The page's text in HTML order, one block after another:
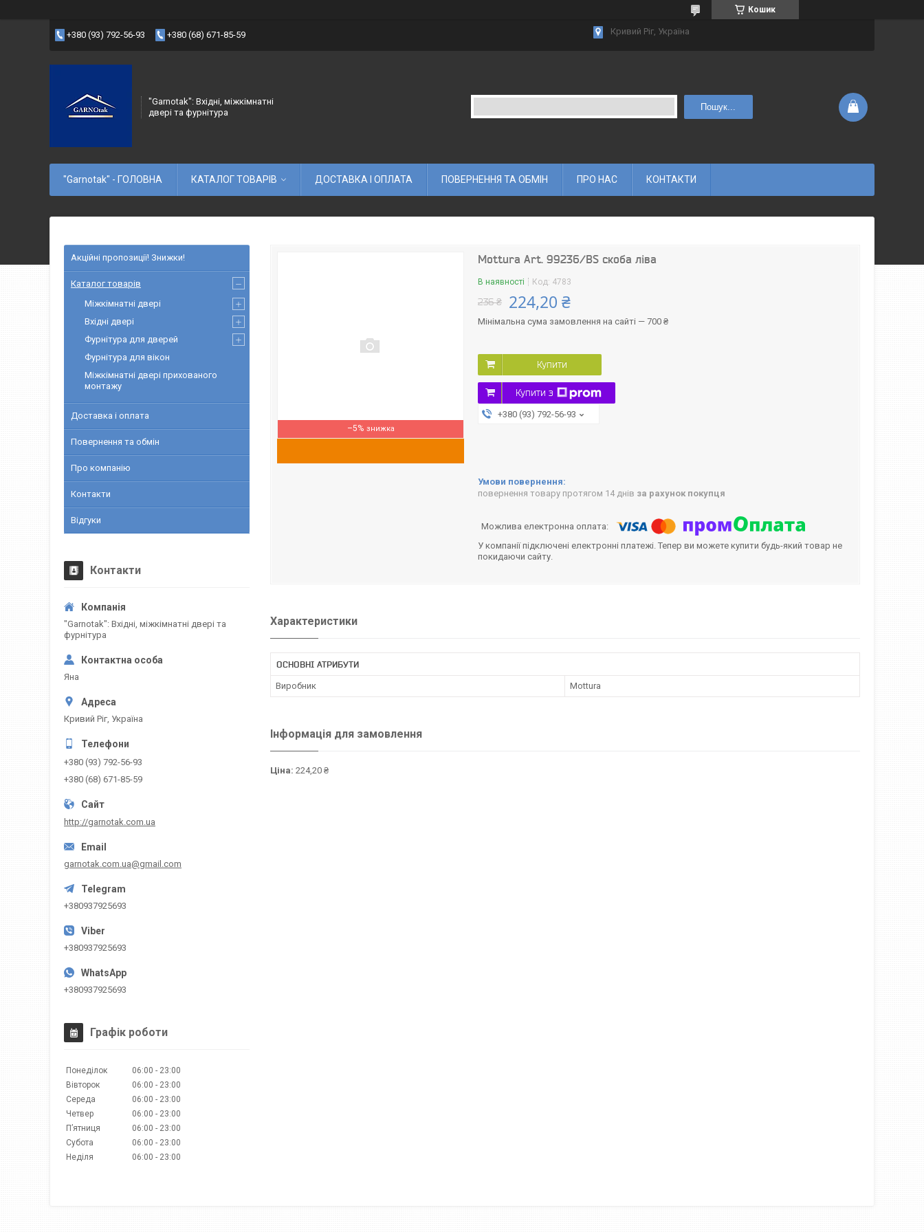
Кошик
+380 (93) 792-56-93 +380 (68) 671-85-59 Кривий Ріг, Україна
"Garnotak": Вхідні, міжкімнатні
двері та фурнітура
Пошук...
"Garnotak" - ГОЛОВНА КАТАЛОГ ТОВАРІВ ДОСТАВКА І ОПЛАТА ПОВЕРНЕННЯ ТА ОБМІН ПРО НАС КОНТАКТИ
–5%
Mottura Art. 99236/ВS скоба ліва
В наявності Код: 4783
236 ₴ 224,20 ₴
Мінімальна сума замовлення на сайті — 700 ₴
Купити
Купити з
+380 (93) 792-56-93
повернення товару протягом 14 днів за рахунок покупця
У компанії підключені електронні платежі. Тепер ви можете купити будь-який товар не
покидаючи сайту.
Характеристики
ОСНОВНІ АТРИБУТИ
Виробник Mottura
Інформація для замовлення
Ціна: 224,20 ₴
Акційні пропозиції! Знижки!
Каталог товарів
Міжкімнатні двері
Вхідні двері
Фурнітура для дверей
Фурнітура для вікон
Міжкімнатні двері прихованого
монтажу
Доставка і оплата
Повернення та обмін
Про компанію
Контакти
Відгуки
Контакти
"Garnotak": Вхідні, міжкімнатні двері та
фурнітура
Яна
Кривий Ріг, Україна
+380 (93) 792-56-93
+380 (68) 671-85-59
http://garnotak.com.ua
garnotak.com.ua@gmail.com
+380937925693
+380937925693
+380937925693
Графік роботи
Понеділок 06:00
23:00
Вівторок
06:00
23:00
Середа
06:00
23:00
Четвер
06:00
23:00
Пʼятниця
06:00
23:00
Субота
06:00
23:00
Неділя
06:00 23:00